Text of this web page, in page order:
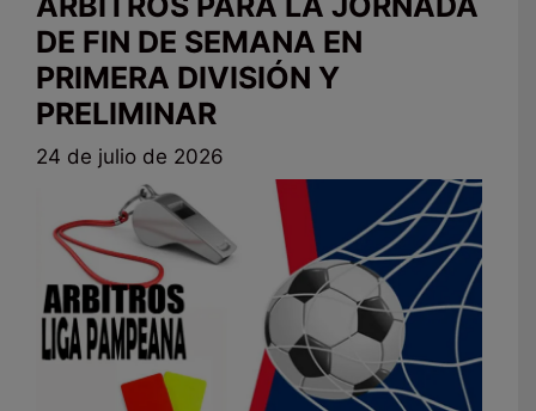
DE FIN DE SEMANA EN
PRIMERA DIVISIÓN Y
PRELIMINAR
24 de julio de 2026